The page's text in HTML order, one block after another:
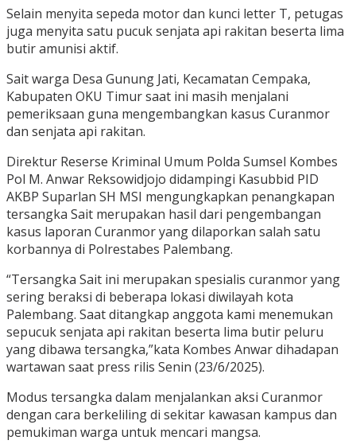
Selain menyita sepeda motor dan kunci letter T, petugas
juga menyita satu pucuk senjata api rakitan beserta lima
butir amunisi aktif.
Sait warga Desa Gunung Jati, Kecamatan Cempaka,
Kabupaten OKU Timur saat ini masih menjalani
pemeriksaan guna mengembangkan kasus Curanmor
dan senjata api rakitan.
Direktur Reserse Kriminal Umum Polda Sumsel Kombes
Pol M. Anwar Reksowidjojo didampingi Kasubbid PID
AKBP Suparlan SH MSI mengungkapkan penangkapan
tersangka Sait merupakan hasil dari pengembangan
kasus laporan Curanmor yang dilaporkan salah satu
korbannya di Polrestabes Palembang.
“Tersangka Sait ini merupakan spesialis curanmor yang
sering beraksi di beberapa lokasi diwilayah kota
Palembang. Saat ditangkap anggota kami menemukan
sepucuk senjata api rakitan beserta lima butir peluru
yang dibawa tersangka,”kata Kombes Anwar dihadapan
wartawan saat press rilis Senin (23/6/2025).
Modus tersangka dalam menjalankan aksi Curanmor
dengan cara berkeliling di sekitar kawasan kampus dan
pemukiman warga untuk mencari mangsa.